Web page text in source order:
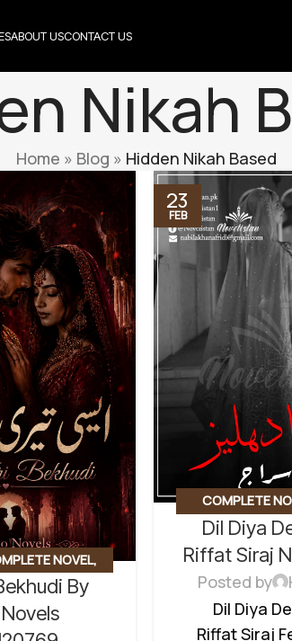
ABOUT USCONTACT US
Nikah
Home » Blog » Hidden Nikah Based
NOVEL,
,HIDDEN NIKAH
NOVEL
By
23
FEB
COMPLETE
SYSTEM BASED,
BASED ,SOCIAL
SOCIAL
Dil Diya
Riffat Siraj
Posted by
Dil Diya
Riffat Siraj